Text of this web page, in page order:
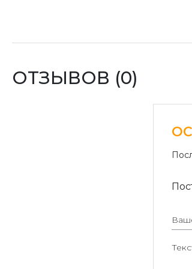
ОТЗЫВОВ (0)